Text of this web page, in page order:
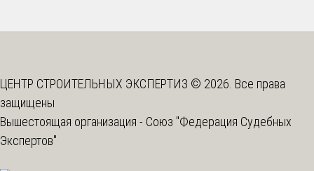
ЦЕНТР СТРОИТЕЛЬНЫХ ЭКСПЕРТИЗ © 2026. Все права
защищены
Вышестоящая организация - Союз "Федерация Судебных
Экспертов"